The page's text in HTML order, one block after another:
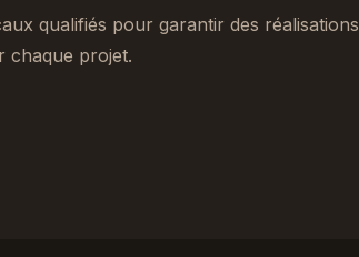
qualifiés pour garantir des
chaque projet.